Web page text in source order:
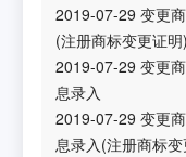
2019-07-29 变更
(注册商标变更证明)
2019-07-29 变更
息录入
2019-07-29 变更
息录入(注册商标